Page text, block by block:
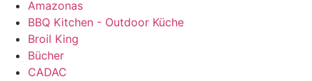
Amazonas
BBQ Kitchen - Outdoor Küche
Broil King
Bücher
CADAC